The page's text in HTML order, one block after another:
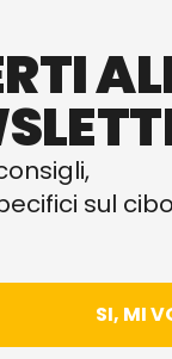
sul cibo
SI, MI